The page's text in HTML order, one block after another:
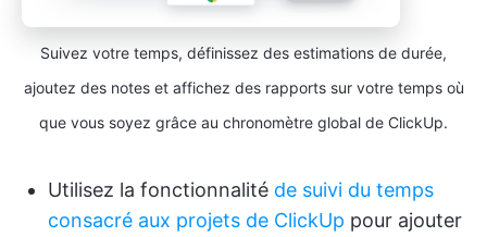
Suivez votre temps, définissez des estimations de durée,
ajoutez des notes et affichez des rapports sur votre temps où
que vous soyez grâce au chronomètre global de ClickUp.
Utilisez la fonctionnalité de suivi du temps
consacré aux projets de ClickUp pour ajouter